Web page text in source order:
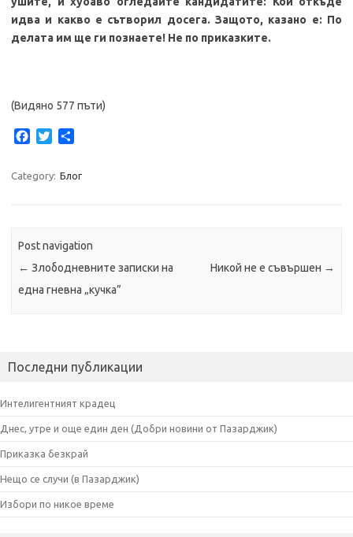
идва и какво е сътворил досега. Защото, казано е: По
делата им ще ги познаете! Не по приказките.
(Видяно 577 пъти)
e
k
t
r
Category: Блог
Post navigation
← Злободневните записки на
една гневна „кучка”
Никой не е съвършен →
Последни публикации
Интелигентният крадец
Днес, утре и още един ден (Добри новини от Пазарджик)
Приказка безкрай
Нещо се случи (в Пазарджик)
Избори по никое време